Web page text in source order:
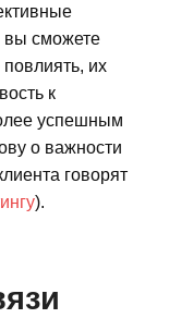
вы сможете
их
к
успешным
о важности
говорят
).